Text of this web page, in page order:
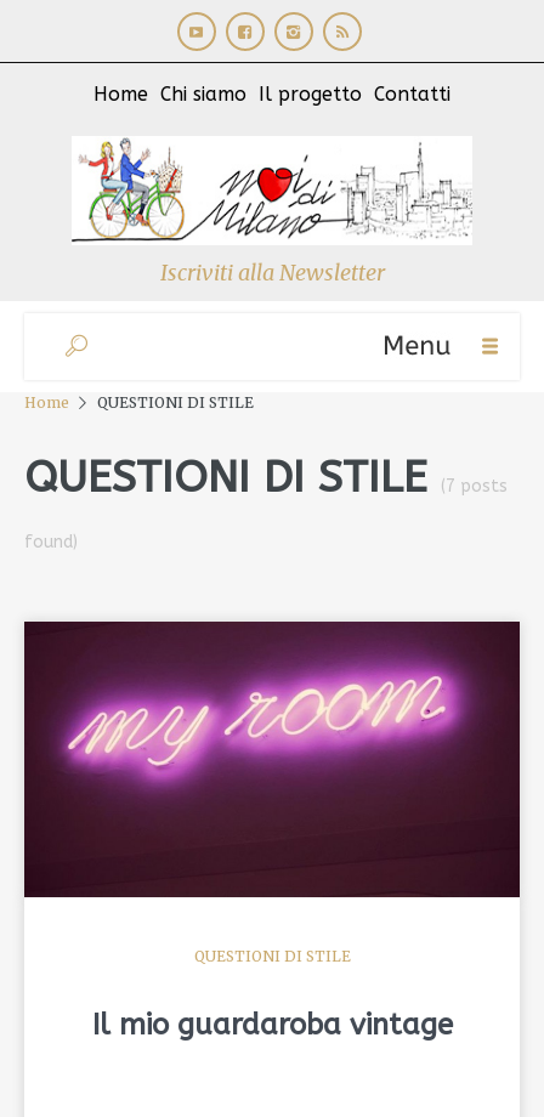
Home Chi siamo Il progetto Contatti
Iscriviti alla Newsletter
Home QUESTIONI DI STILE
QUESTIONI DI STILE (7 posts
found)
QUESTIONI DI STILE
Il mio guardaroba vintage